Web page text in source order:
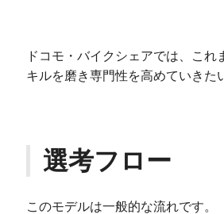
ドコモ・バイクシェアでは、こ
キルを磨き専門性を高めていきた
選考フロー
このモデルは一般的な流れです。